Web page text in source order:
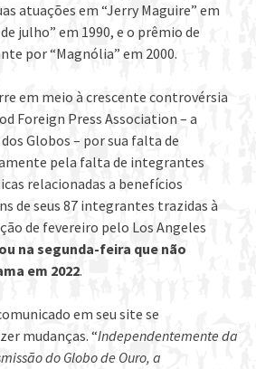
atuações em “Jerry Maguire” em
julho” em 1990, e o prêmio de
por “Magnólia” em 2000.
em meio à crescente controvérsia
Foreign Press Association – a
Globos – por sua falta de
pela falta de integrantes
relacionadas a benefícios
de seus 87 integrantes trazidas à
de fevereiro pelo Los Angeles
na segunda-feira que não
em 2022.
em seu site se
mudanças. “Independentemente da
do Globo de Ouro, a